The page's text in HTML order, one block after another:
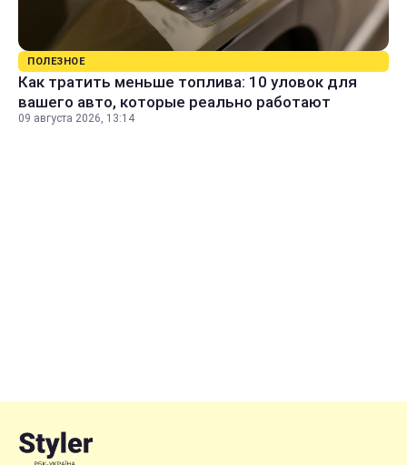
ПОЛЕЗНОЕ
Как тратить меньше топлива: 10 уловок для
вашего авто, которые реально работают
09 августа 2026, 13:14